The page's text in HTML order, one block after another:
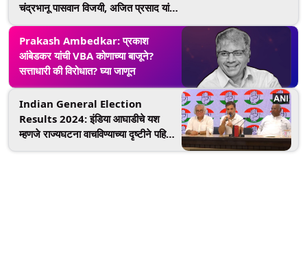
चंद्रभानू पासवान विजयी, अजित प्रसाद यांचा
60 हजार मतांनी केला पराभव
Prakash Ambedkar: प्रकाश
आंबेडकर यांची VBA कोणाच्या बाजूने?
सत्ताधारी की विरोधात? घ्या जाणून
Indian General Election
Results 2024: इंडिया आघाडीचे यश
म्हणजे राज्यघटना वाचविण्याच्या दृष्टीने पहिले